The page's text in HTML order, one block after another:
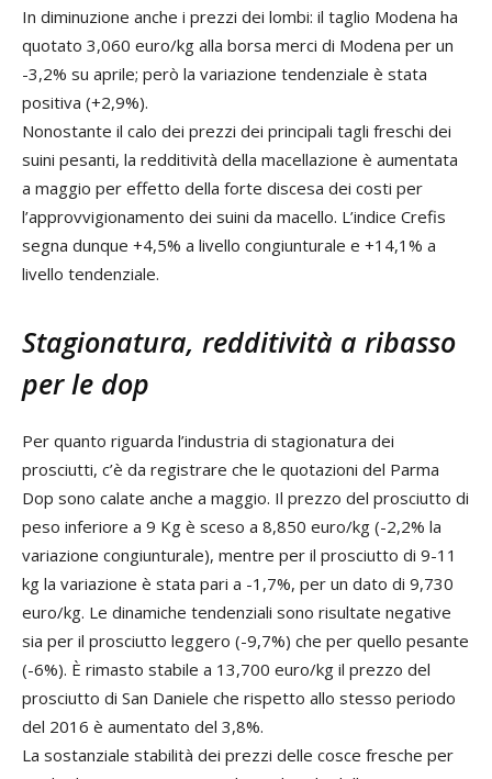
In diminuzione anche i prezzi dei lombi: il taglio Modena ha
quotato 3,060 euro/kg alla borsa merci di Modena per un
-3,2% su aprile; però la variazione tendenziale è stata
positiva (+2,9%).
Nonostante il calo dei prezzi dei principali tagli freschi dei
suini pesanti, la redditività della macellazione è aumentata
a maggio per effetto della forte discesa dei costi per
l’approvvigionamento dei suini da macello. L’indice Crefis
segna dunque +4,5% a livello congiunturale e +14,1% a
livello tendenziale.
Stagionatura, redditività a ribasso
per le dop
Per quanto riguarda l’industria di stagionatura dei
prosciutti, c’è da registrare che le quotazioni del Parma
Dop sono calate anche a maggio. Il prezzo del prosciutto di
peso inferiore a 9 Kg è sceso a 8,850 euro/kg (-2,2% la
variazione congiunturale), mentre per il prosciutto di 9-11
kg la variazione è stata pari a -1,7%, per un dato di 9,730
euro/kg. Le dinamiche tendenziali sono risultate negative
sia per il prosciutto leggero (-9,7%) che per quello pesante
(-6%). È rimasto stabile a 13,700 euro/kg il prezzo del
prosciutto di San Daniele che rispetto allo stesso periodo
del 2016 è aumentato del 3,8%.
La sostanziale stabilità dei prezzi delle cosce fresche per